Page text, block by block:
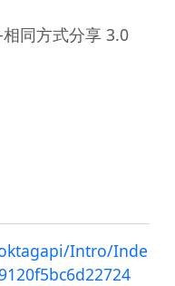
同方式分享 3.0
Intro/Inde